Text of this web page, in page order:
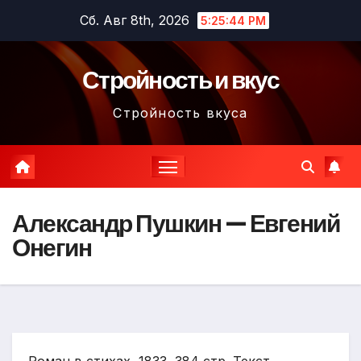
содержимому
Сб. Авг 8th, 2026 5:25:45 PM
Стройность и вкус
Стройность вкуса
Александр Пушкин — Евгений
Онегин